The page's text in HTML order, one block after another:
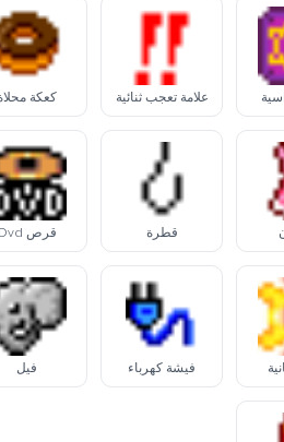
علامة تعجب ثنائية كعكة
قطرة قرص Dvd
فيشة كهرباء فيل